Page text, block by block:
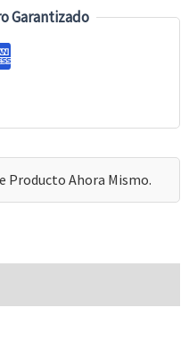
Garantizado
Producto Ahora Mismo.